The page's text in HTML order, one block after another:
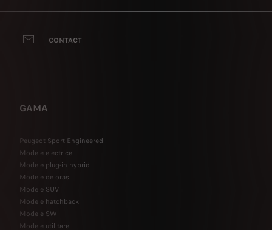
CONTACT
GAMA
Peugeot Sport Engineered
Modele electrice
Modele plug-in hybrid
Modele de oraș
Modele SUV
Modele hatchback
Modele SW
Modele utilitare